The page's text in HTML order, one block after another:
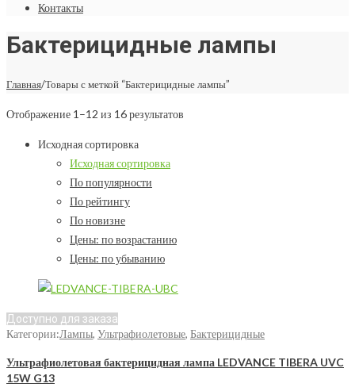
Контакты
Бактерицидные лампы
Главная/Товары с меткой “Бактерицидные лампы”
Отображение 1–12 из 16 результатов
Исходная сортировка
Исходная сортировка
По популярности
По рейтингу
По новизне
Цены: по возрастанию
Цены: по убыванию
Доступно для заказа
Категории:Лампы, Ультрафиолетовые, Бактерицидные
Ультрафиолетовая бактерицидная лампа LEDVANCE TIBERA UVC
15W G13